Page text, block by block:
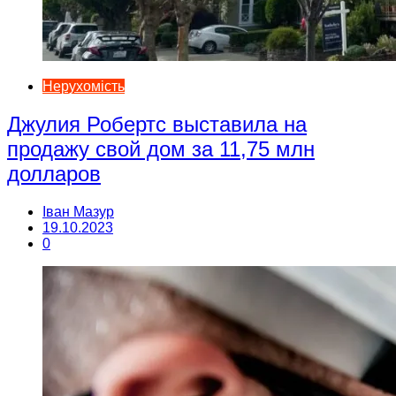
Нерухомість
Джулия Робертс выставила на
продажу свой дом за 11,75 млн
долларов
Іван Мазур
19.10.2023
0